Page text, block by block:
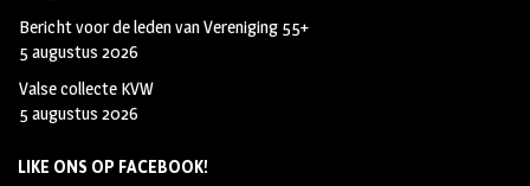
Bericht voor de leden van Vereniging 55+
5 augustus 2026
Valse collecte KVW
5 augustus 2026
LIKE ONS OP FACEBOOK!